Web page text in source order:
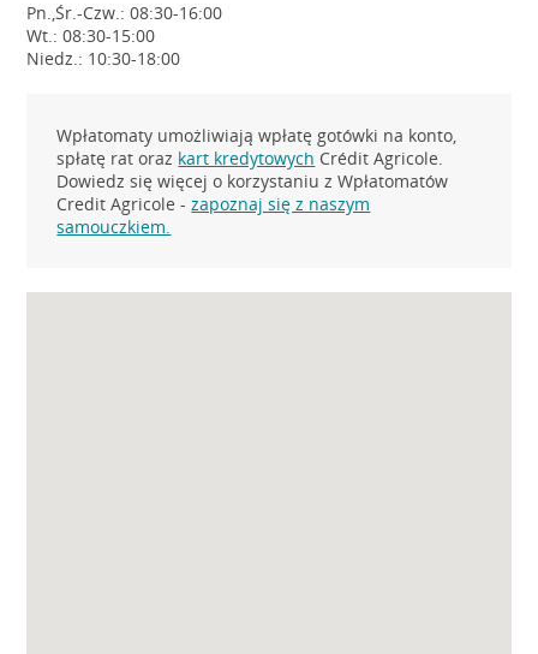
Pn.,Śr.-Czw.: 08:30-16:00
Wt.: 08:30-15:00
Niedz.: 10:30-18:00
Wpłatomaty umożliwiają wpłatę gotówki na konto,
spłatę rat oraz kart kredytowych Crédit Agricole.
Dowiedz się więcej o korzystaniu z Wpłatomatów
Credit Agricole -zapoznaj się z naszym
samouczkiem.